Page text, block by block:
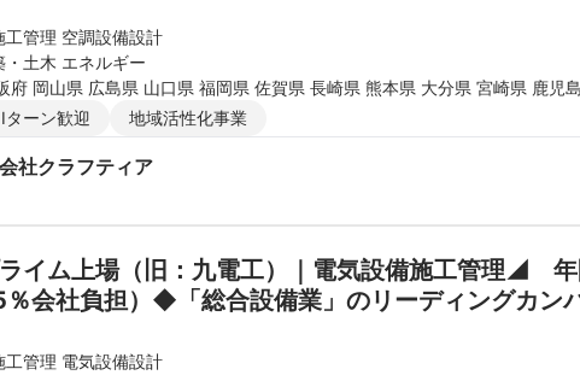
工管理 空調設備設計
・土木 エネルギー
府 岡山県 広島県 山口県 福岡県 佐賀県 長崎県 熊本県 大分県 宮崎県 鹿児
ターン歓迎
地域活性化事業
社クラフティア
イム上場（旧：九電工）｜電気設備施工管理◢　
工管理 電気設備設計